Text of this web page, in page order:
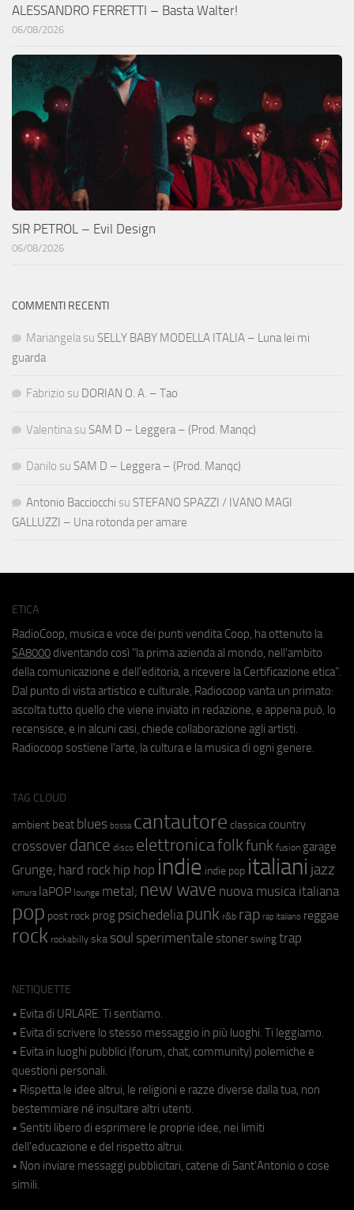
ALESSANDRO FERRETTI – Basta Walter!
06/08/2026
SIR PETROL – Evil Design
06/08/2026
COMMENTI RECENTI
Mariangela su SELLY BABY MODELLA ITALIA – Luna lei mi
guarda
Fabrizio su DORIAN O. A. – Tao
Valentina su SAM D – Leggera – (Prod. Manqc)
Danilo su SAM D – Leggera – (Prod. Manqc)
Antonio Bacciocchi su STEFANO SPAZZI / IVANO MAGI
GALLUZZI – Una rotonda per amare
ETICA
RadioCoop, musica e voce dei punti vendita Coop, ha ottenuto la
SA8000 diventando così "la prima azienda al mondo, nell'ambito
della comunicazione e dell'editoria, a ricevere la Certificazione etica".
Dal punto di vista artistico e culturale, Radiocoop vanta un primato:
ascolta tutto quello che viene inviato in redazione, e appena può, lo
recensisce, e in alcuni casi, chiede collaborazione agli artisti.
Radiocoop sostiene l'arte, la cultura e la musica di ogni genere.
TAG CLOUD
ambient beat blues bossa cantautore classica country
crossover dance disco elettronicafolkfunk fusion garage
Grunge; hard rock hip hop indie indie pop italiani jazz
kimura laPOP lounge metal; new wave nuova musica italiana
pop post rock prog psichedeliapunk r&b rap rap italiano reggae
rock rockabilly ska soul sperimentale stoner swing trap
NETIQUETTE
• Evita di URLARE. Ti sentiamo.
• Evita di scrivere lo stesso messaggio in più luoghi. Ti leggiamo.
• Evita in luoghi pubblici (forum, chat, community) polemiche e
questioni personali.
• Rispetta le idee altrui, le religioni e razze diverse dalla tua, non
bestemmiare né insultare altri utenti.
• Sentiti libero di esprimere le proprie idee, nei limiti
dell'educazione e del rispetto altrui.
• Non inviare messaggi pubblicitari, catene di Sant'Antonio o cose
simili.